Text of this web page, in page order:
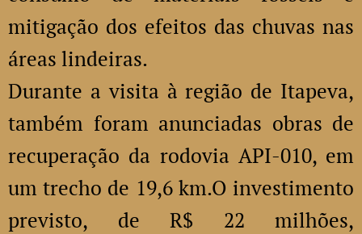
mitigação dos efeitos das chuvas nas
áreas lindeiras.
Durante a visita à região de Itapeva,
também foram anunciadas obras de
recuperação da rodovia API-010, em
um trecho de 19,6 km.O investimento
previsto, de R$ 22 milhões,